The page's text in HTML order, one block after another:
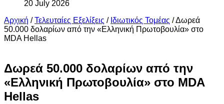
20 July 2026
Αρχική / Τελευταίες Εξελίξεις / Ιδιωτικός Τομέας /Δωρεά
50.000 δολαρίων από την «Ελληνική Πρωτοβουλία» στο
MDA Hellas
Δωρεά 50.000 δολαρίων από την
«Ελληνική Πρωτοβουλία» στο MDA
Hellas